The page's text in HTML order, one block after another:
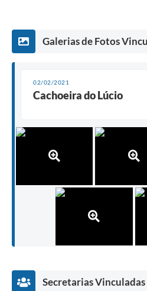
Galerias de Fotos
02/02/2021
Cachoeira do Lúcio
Secretarias Vinculadas